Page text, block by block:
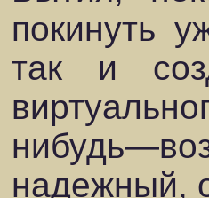
покинуть
так и
надежный,